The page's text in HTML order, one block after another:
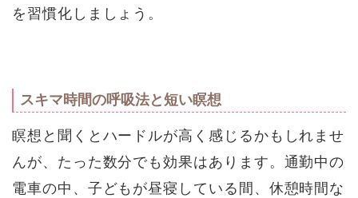
を習慣化しましょう。
スキマ時間の呼吸法と短い瞑想
瞑想と聞くとハードルが高く感じるかもしれませ
んが、たった数分でも効果はあります。通勤中の
電車の中、子どもが昼寝している間、休憩時間な